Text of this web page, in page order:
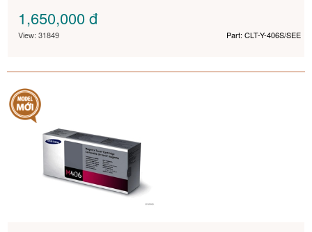
1,650,000đ
View: 31849 Part: CLT-Y-406S/SEE